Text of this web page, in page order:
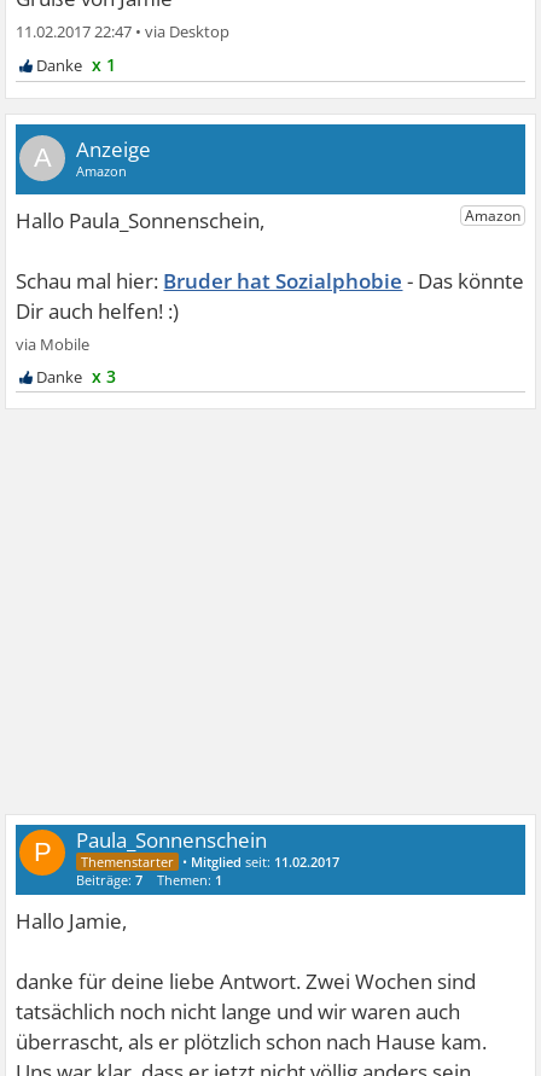
11.02.2017 22:47 •
x 1
A
Bruder hat Sozialphobie
x 3
P Paula_Sonnenschein
• Mitglied seit: 11.02.2017
Beiträge:7 Themen: 1
Hallo Jamie,
danke für deine liebe Antwort. Zwei Wochen sind
tatsächlich noch nicht lange und wir waren auch
überrascht, als er plötzlich schon nach Hause kam.